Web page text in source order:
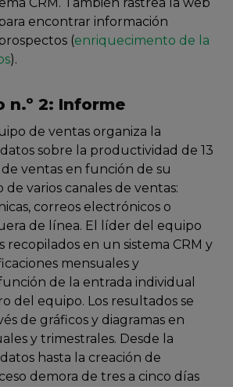
encontrar información
(enriquecimento de la
).
n.º 2: Informe
de ventas organiza la
sobre la productividad de 13
ventas en función de su
varios canales de ventas:
correos electrónicos o
de línea. El líder del equipo
recopilados en un sistema CRM y
mensuales y
de la entrada individual
del equipo. Los resultados se
de gráficos y diagramas en
y trimestrales. Desde la
hasta la creación de
demora de tres a cinco días